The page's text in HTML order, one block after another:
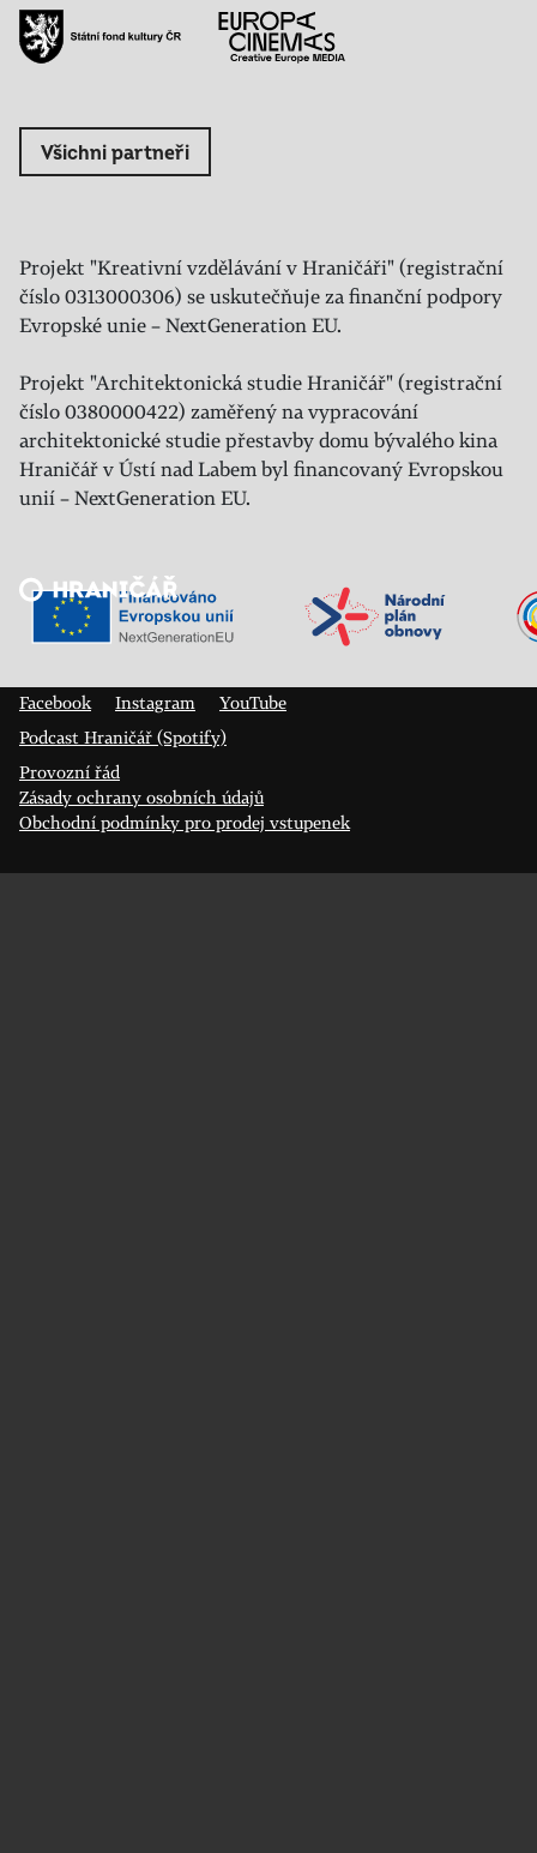
Všichni partneři
Projekt "Kreativní vzdělávání v Hraničáři" (registrační
číslo 0313000306) se uskutečňuje za finanční podpory
Evropské unie – NextGeneration EU.
Projekt "Architektonická studie Hraničář" (registrační
číslo 0380000422) zaměřený na vypracování
architektonické studie přestavby domu bývalého kina
Hraničář v Ústí nad Labem byl financovaný Evropskou
unií – NextGeneration EU.
Veřejný sál Hraničář, spolek
Facebook
Instagram
YouTube
Podcast Hraničář (Spotify)
Provozní řád
Zásady ochrany osobních údajů
Obchodní podmínky pro prodej vstupenek